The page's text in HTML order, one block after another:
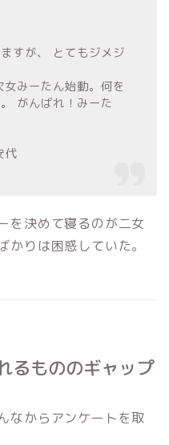
すが、 とてもジメジ
女みーたん始動。何を
がんばれ！みーた
代
を決めて寝るのが二女
りは困惑していた。
るもののギャップ
なからアンケートを取